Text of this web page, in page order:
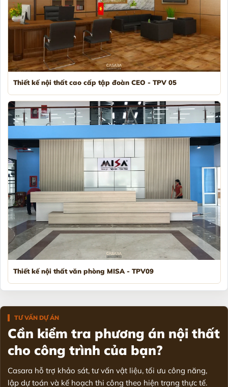
Thiết kế nội thất cao cấp tập đoàn CEO - TPV 05
Thiết kế nội thất văn phòng MISA - TPV09
TƯ VẤN DỰ ÁN
Cần kiểm tra phương án nội thất
cho công trình của bạn?
Casara hỗ trợ khảo sát, tư vấn vật liệu, tối ưu công năng,
lập dự toán và kế hoạch thi công theo hiện trạng thực tế.